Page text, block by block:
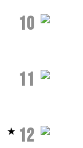
10
11
12